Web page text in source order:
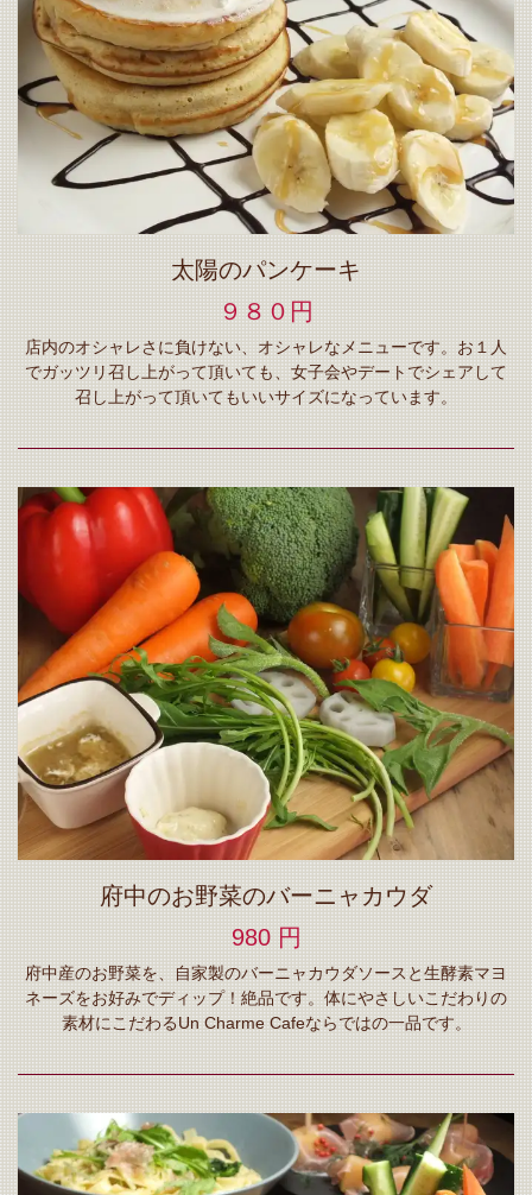
太陽のパンケーキ
９８０円
店内のオシャレさに負けない、オシャレなメニューです。お１人
でガッツリ召し上がって頂いても、女子会やデートでシェアして
召し上がって頂いてもいいサイズになっています。
府中のお野菜のバーニャカウダ
980 円
府中産のお野菜を、自家製のバーニャカウダソースと生酵素マヨ
ネーズをお好みでディップ！絶品です。体にやさしいこだわりの
素材にこだわるUn Charme Cafeならではの一品です。